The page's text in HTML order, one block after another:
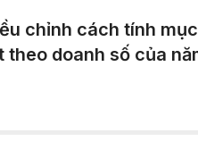
chỉnh cách tính
doanh số của